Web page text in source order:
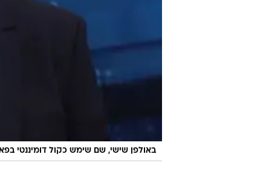
באולפן שישי, שם שימש כקול דומיננטי